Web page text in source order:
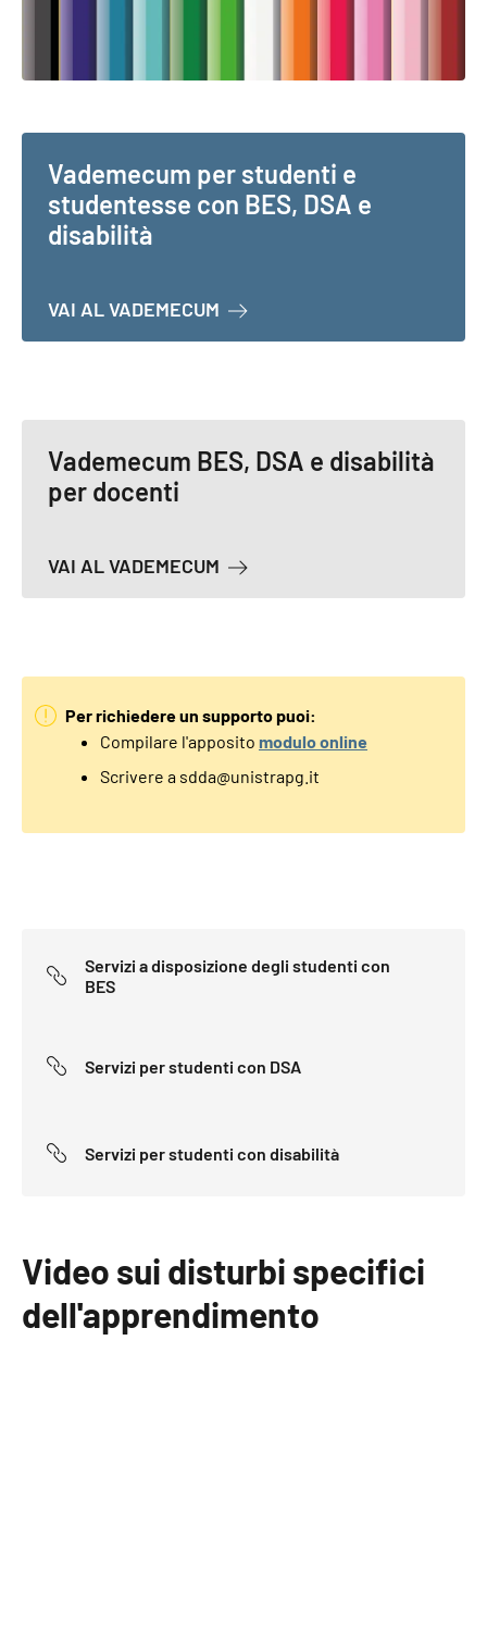
Vademecum per studenti e
studentesse con BES, DSA e
disabilità
VAI AL VADEMECUM A PROPOSITO DI
Vademecum BES, DSA e disabilità
per docenti
VAI AL VADEMECUM A PROPOSITO DI
Per richiedere un supporto puoi:
Compilare l'apposito modulo online
Scrivere a sdda@unistrapg.it
Servizi a disposizione degli studenti con
BES
Servizi per studenti con DSA
Servizi per studenti con disabilità
Video sui disturbi specifici
dell'apprendimento